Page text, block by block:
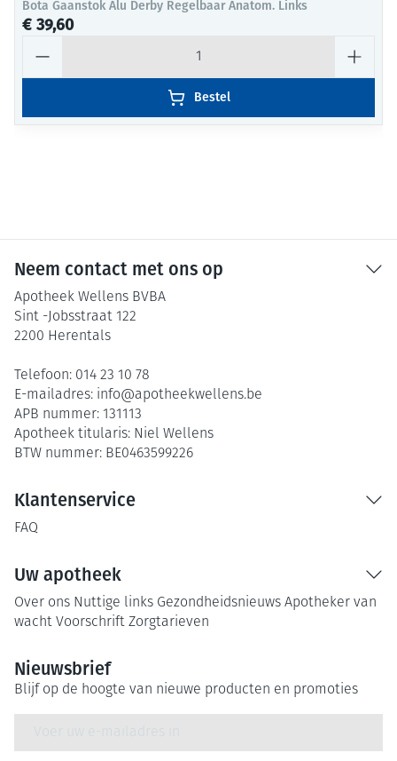
Bota Gaanstok Alu Derby Regelbaar Anatom. Links
€ 39,60
Bestel
Neem contact met ons op
Apotheek Wellens BVBA
Sint -Jobsstraat 122
2200 Herentals
Telefoon: 014 23 10 78
E-mailadres: info@apotheekwellens.be
APB nummer: 131113
Apotheek titularis: Niel Wellens
BTW nummer: BE0463599226
Klantenservice
FAQ
Uw apotheek
Over ons Nuttige links Gezondheidsnieuws Apotheker van
wacht Voorschrift Zorgtarieven
Nieuwsbrief
Blijf op de hoogte van nieuwe producten en promoties